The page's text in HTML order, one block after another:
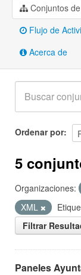
Conjuntos
Flujo de
Acerca de
Ordenar por
5
Organizaciones:
XML
Filtrar
Paneles